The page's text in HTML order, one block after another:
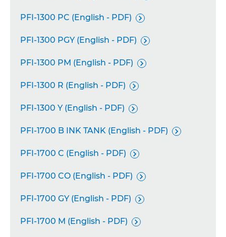
PFI-1300 PC (English - PDF) 
PFI-1300 PGY (English - PDF) 
PFI-1300 PM (English - PDF) 
PFI-1300 R (English - PDF) 
PFI-1300 Y (English - PDF) 
PFI-1700 B INK TANK (English - PDF) 
PFI-1700 C (English - PDF) 
PFI-1700 CO (English - PDF) 
PFI-1700 GY (English - PDF) 
PFI-1700 M (English - PDF) 